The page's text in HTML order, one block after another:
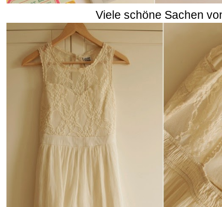
Viele schöne Sachen